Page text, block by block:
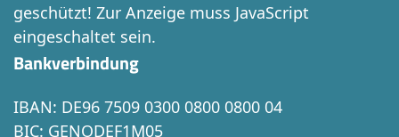
geschützt! Zur Anzeige muss JavaScript
eingeschaltet sein.
Bankverbindung
IBAN: DE96 7509 0300 0800 0800 04
BIC: GENODEF1M05